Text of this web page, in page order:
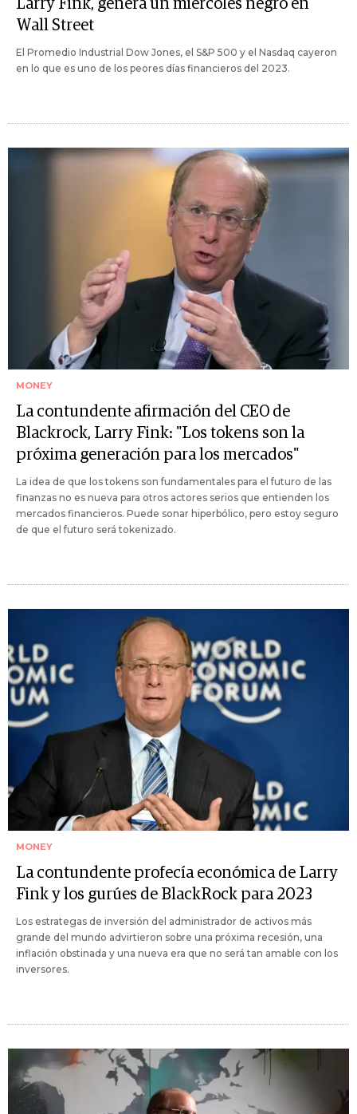
Larry Fink, genera un miércoles negro en
Wall Street
El Promedio Industrial Dow Jones, el S&P 500 y el Nasdaq cayeron
en lo que es uno de los peores días financieros del 2023.
MONEY
La contundente afirmación del CEO de
Blackrock, Larry Fink: "Los tokens son la
próxima generación para los mercados"
La idea de que los tokens son fundamentales para el futuro de las
finanzas no es nueva para otros actores serios que entienden los
mercados financieros. Puede sonar hiperbólico, pero estoy seguro
de que el futuro será tokenizado.
MONEY
La contundente profecía económica de Larry
Fink y los gurúes de BlackRock para 2023
Los estrategas de inversión del administrador de activos más
grande del mundo advirtieron sobre una próxima recesión, una
inflación obstinada y una nueva era que no será tan amable con los
inversores.